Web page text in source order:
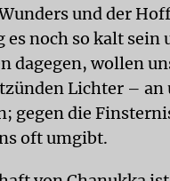
und der
es noch so kalt
dagegen, wollen
Lichter – an
gegen die
oft umgibt.